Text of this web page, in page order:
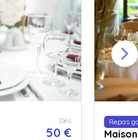
Dès
50 €
Repas